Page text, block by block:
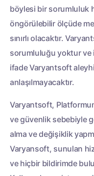
böylesi bir sorumluluk
öngörülebilir ölçüde
sınırlı olacaktır.
sorumluluğu yoktur ve
ifade Varyantsoft
anlaşılmayacaktır.
Varyantsoft,
ve güvenlik sebebiyle
alma ve değişiklik
Varyansoft, sunulan
ve hiçbir bildirimde